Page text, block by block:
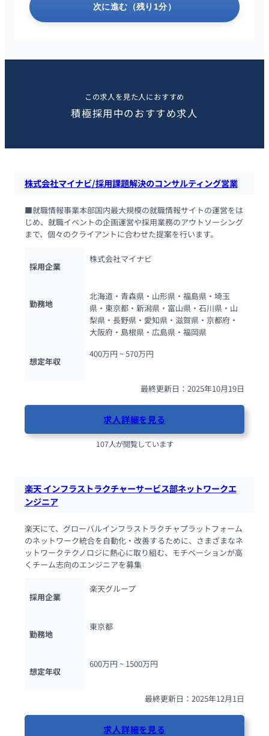
次に進む（残り1分）
この求人を見た人におすすめ
積極採用中のおすすめ求人
株式会社マイナビ/採用課題解決のコンサルティング営業
■就職情報事業本部国内最大規模の就職情報サイトの運営をは
じめ、就職イベントの企画運営や採用業務のアウトソーシング
まで、個々のクライアントに合わせた提案を行います。
採用企業
株式会社マイナビ
勤務地
北海道・青森県・山形県・福島県・埼玉
県・東京都・新潟県・富山県・石川県・山
梨県・長野県・愛知県・滋賀県・京都府・
大阪府・島根県・広島県・福岡県
想定年収
400万円 ~ 570万円
最終更新日：2025年10月19日
求人詳細を見る
107人が閲覧しています
楽天 インフラストラクチャーサービス部ネットワークエ
ンジニア
楽天にて、グローバルインフラストラクチャプラットフォーム
のネットワーク統合を自動化・改善するために、さまざまなネ
ットワークテクノロジに熱心に取り組む、モチベーションが高
くチーム志向のエンジニアを募集
採用企業
楽天グループ
勤務地
東京都
想定年収
600万円 ~ 1500万円
最終更新日：2025年12月1日
求人詳細を見る